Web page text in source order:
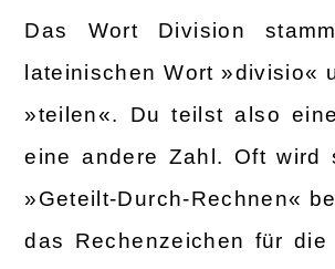
Das Wort Division
lateinischen Wort »divisio«
»teilen«. Du teilst also
eine andere Zahl. Oft wird
»Geteilt-Durch-Rechnen«
das Rechenzeichen für die